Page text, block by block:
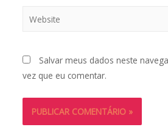
Website
Salvar meus dados neste
vez que eu comentar.